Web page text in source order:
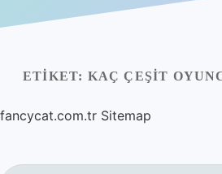
Yasal Uyarı
Hakkımızda
ETIKET: KAÇ ÇEŞIT
fancycat.com.tr Sitemap